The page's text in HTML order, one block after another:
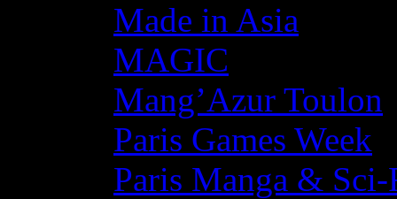
Made in Asia
MAGIC
Mang’Azur Toulon
Paris Games Week
Paris Manga &